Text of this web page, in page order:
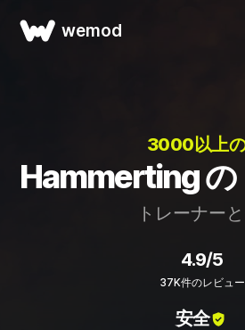
wemod
3000以上
Hammerting の
トレーナー
4.9/5
37K件のレビュー
安全